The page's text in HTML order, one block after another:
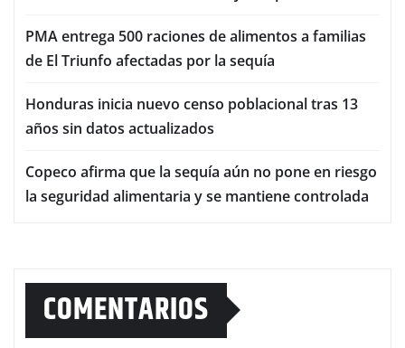
PMA entrega 500 raciones de alimentos a familias
de El Triunfo afectadas por la sequía
Honduras inicia nuevo censo poblacional tras 13
años sin datos actualizados
Copeco afirma que la sequía aún no pone en riesgo
la seguridad alimentaria y se mantiene controlada
COMENTARIOS